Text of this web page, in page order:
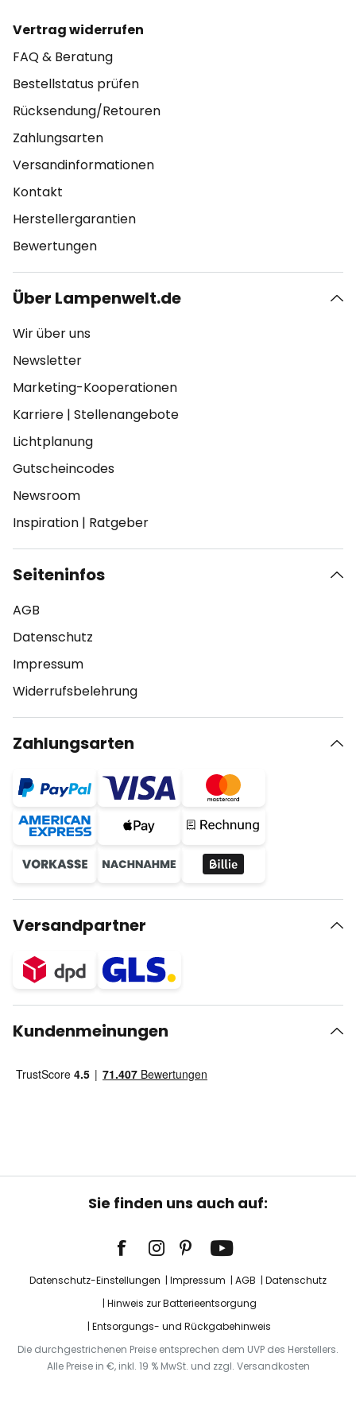
Vertrag widerrufen
FAQ & Beratung
Bestellstatus prüfen
Rücksendung/Retouren
Zahlungsarten
Versandinformationen
Kontakt
Herstellergarantien
Bewertungen
Über Lampenwelt.de
Wir über uns
Newsletter
Marketing-Kooperationen
Karriere | Stellenangebote
Lichtplanung
Gutscheincodes
Newsroom
Inspiration | Ratgeber
Seiteninfos
AGB
Datenschutz
Impressum
Widerrufsbelehrung
Zahlungsarten
Versandpartner
Kundenmeinungen
Sie finden uns auch auf:
Datenschutz-Einstellungen Impressum AGB
Datenschutz
Hinweis zur Batterieentsorgung
Entsorgungs- und Rückgabehinweis
Die durchgestrichenen Preise entsprechen dem UVP des Herstellers.
Alle Preise in €, inkl. 19 % MwSt. und zzgl. Versandkosten